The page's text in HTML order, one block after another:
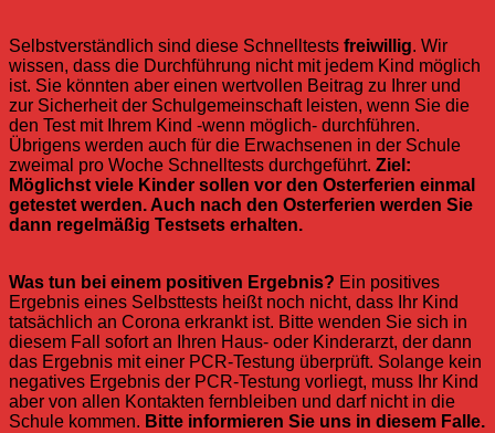
Selbstverständlich sind diese Schnelltests freiwillig. Wir
wissen, dass die Durchführung nicht mit jedem Kind möglich
ist. Sie könnten aber einen wertvollen Beitrag zu Ihrer und
zur Sicherheit der Schulgemeinschaft leisten, wenn Sie die
den Test mit Ihrem Kind -wenn möglich- durchführen.
Übrigens werden auch für die Erwachsenen in der Schule
zweimal pro Woche Schnelltests durchgeführt. Ziel:
Möglichst viele Kinder sollen vor den Osterferien einmal
getestet werden. Auch nach den Osterferien werden Sie
dann regelmäßig Testsets erhalten.
Was tun bei einem positiven Ergebnis? Ein positives
Ergebnis eines Selbsttests heißt noch nicht, dass Ihr Kind
tatsächlich an Corona erkrankt ist. Bitte wenden Sie sich in
diesem Fall sofort an Ihren Haus- oder Kinderarzt, der dann
das Ergebnis mit einer PCR-Testung überprüft. Solange kein
negatives Ergebnis der PCR-Testung vorliegt, muss Ihr Kind
aber von allen Kontakten fernbleiben und darf nicht in die
Schule kommen. Bitte informieren Sie uns in diesem Falle.